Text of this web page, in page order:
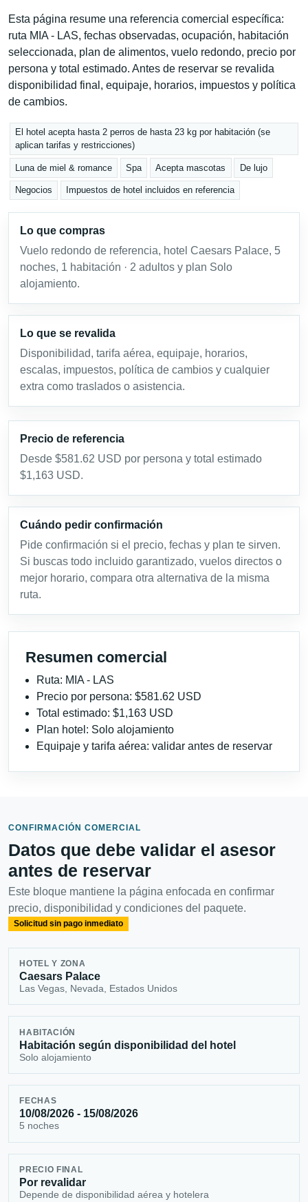
Esta página resume una referencia comercial específica:
ruta MIA - LAS, fechas observadas, ocupación, habitación
seleccionada, plan de alimentos, vuelo redondo, precio por
persona y total estimado. Antes de reservar se revalida
disponibilidad final, equipaje, horarios, impuestos y política
de cambios.
El hotel acepta hasta 2 perros de hasta 23 kg por habitación (se
aplican tarifas y restricciones)
Luna de miel & romance Spa Acepta mascotas De lujo
Negocios Impuestos de hotel incluidos en referencia
Lo que compras
Vuelo redondo de referencia, hotel Caesars Palace, 5
noches, 1 habitación · 2 adultos y plan Solo
alojamiento.
Lo que se revalida
Disponibilidad, tarifa aérea, equipaje, horarios,
escalas, impuestos, política de cambios y cualquier
extra como traslados o asistencia.
Precio de referencia
Desde $581.62 USD por persona y total estimado
$1,163 USD.
Cuándo pedir confirmación
Pide confirmación si el precio, fechas y plan te sirven.
Si buscas todo incluido garantizado, vuelos directos o
mejor horario, compara otra alternativa de la misma
ruta.
Resumen comercial
Ruta: MIA - LAS
Precio por persona: $581.62 USD
Total estimado: $1,163 USD
Plan hotel: Solo alojamiento
Equipaje y tarifa aérea: validar antes de reservar
CONFIRMACIÓN COMERCIAL
Datos que debe validar el asesor
antes de reservar
Este bloque mantiene la página enfocada en confirmar
precio, disponibilidad y condiciones del paquete.
Solicitud sin pago inmediato
HOTEL Y ZONA
Caesars Palace
Las Vegas, Nevada, Estados Unidos
HABITACIÓN
Habitación según disponibilidad del hotel
Solo alojamiento
FECHAS
10/08/2026 - 15/08/2026
5 noches
PRECIO FINAL
Por revalidar
Depende de disponibilidad aérea y hotelera